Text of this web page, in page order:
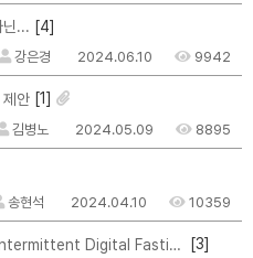
닌... [4]
강은경 2024.06.10 9942
안 [1]
김병노 2024.05.09 8895
송현석 2024.04.10 10359
Digital Fasting : IDF [3]